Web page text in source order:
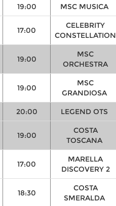
19:00 MSC MUSICA
17:00
CELEBRITY
CONSTELLATION
19:00
MSC
ORCHESTRA
19:00
MSC
GRANDIOSA
20:00 LEGEND OTS
19:00
COSTA
TOSCANA
17:00
MARELLA
DISCOVERY 2
18:30
COSTA
SMERALDA